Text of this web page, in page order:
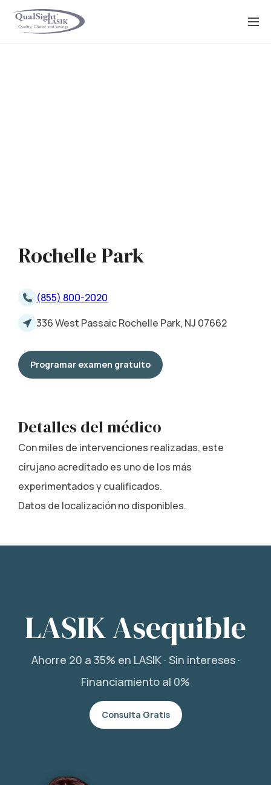
Saltar
Rochelle Park
(855) 800-2020
336 West Passaic Rochelle Park, NJ 07662
Programar examen gratuito
Detalles del médico
Con miles de intervenciones realizadas, este
cirujano acreditado es uno de los más
experimentados y cualificados.
Datos de localización no disponibles.
LASIK Asequible
Ahorre 20 a 35% en LASIK · Sin intereses ·
Financiamiento al 0%
Consulta Gratis